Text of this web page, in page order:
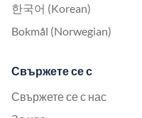
한국어 (Korean)
Bokmål (Norwegian)
Свържете се с
Свържете се с нас